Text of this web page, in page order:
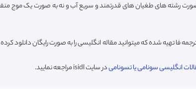
رشته های طغیان های قدرتمند و سریع آب و نه به صورت یک موج
فا تهیه شده که میتوانید مقاله انگلیسی را به صورت رایگان
انگلیسی سونامی یا تسونامیدر سایت isidl مراجعه نمایید.